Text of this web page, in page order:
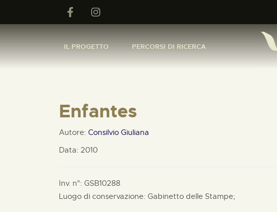
IL PROGETTO PERCORSI DI RICERCA
Enfantes
Autore: Consilvio Giuliana
Data: 2010
Inv. n°: GSB10288
Luogo di conservazione: Gabinetto delle Stampe;